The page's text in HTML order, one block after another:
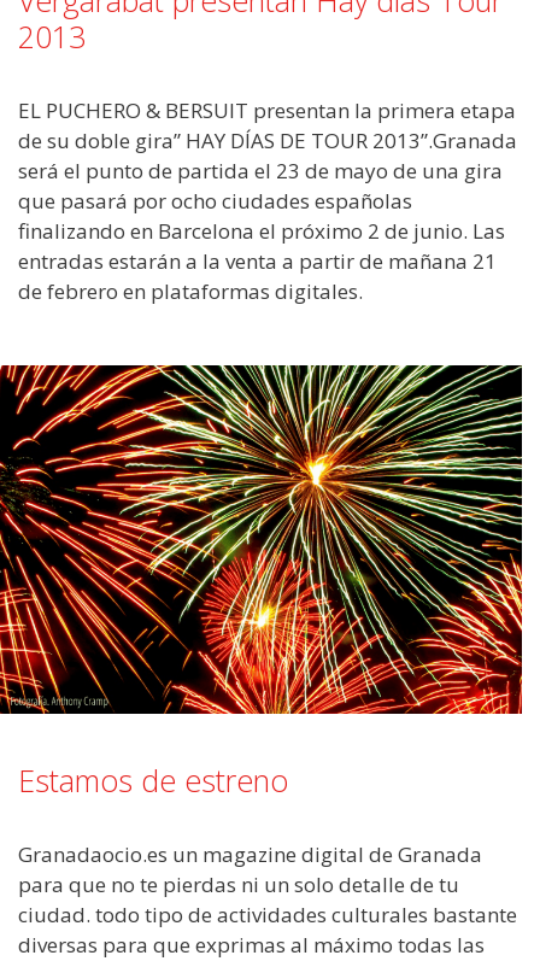
2013
EL PUCHERO & BERSUIT presentan la primera etapa
de su doble gira” HAY DÍAS DE TOUR 2013”.Granada
será el punto de partida el 23 de mayo de una gira
que pasará por ocho ciudades españolas
finalizando en Barcelona el próximo 2 de junio. Las
entradas estarán a la venta a partir de mañana 21
de febrero en plataformas digitales.
Estamos de estreno
Granadaocio.es un magazine digital de Granada
para que no te pierdas ni un solo detalle de tu
ciudad. todo tipo de actividades culturales bastante
diversas para que exprimas al máximo todas las